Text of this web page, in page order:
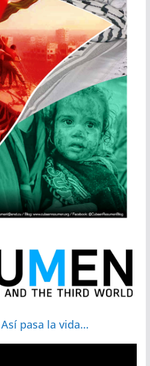
pasa la vida…